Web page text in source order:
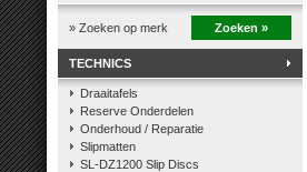
» Zoeken op merk Zoeken »
TECHNICS
Draaitafels
Reserve Onderdelen
Onderhoud / Reparatie
Slipmatten
SL-DZ1200 Slip Discs